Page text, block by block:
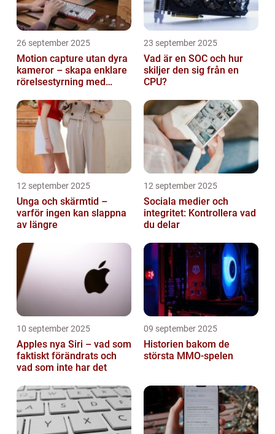
26 september 2025
Motion capture utan dyra
kameror – skapa enklare
rörelsestyrning med
23 september 2025
Vad är en SOC och hur
skiljer den sig från en
CPU?
12 september 2025
Unga och skärmtid –
varför ingen kan slappna
av längre
12 september 2025
Sociala medier och
integritet: Kontrollera vad
du delar
10 september 2025
Apples nya Siri – vad som
faktiskt förändrats och
vad som inte har det
09 september 2025
Historien bakom de
största MMO-spelen